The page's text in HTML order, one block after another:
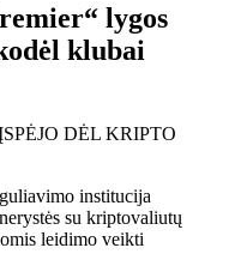
lygos
klubai
DĖL KRIPTO
institucija
su kriptovaliutų
leidimo veikti